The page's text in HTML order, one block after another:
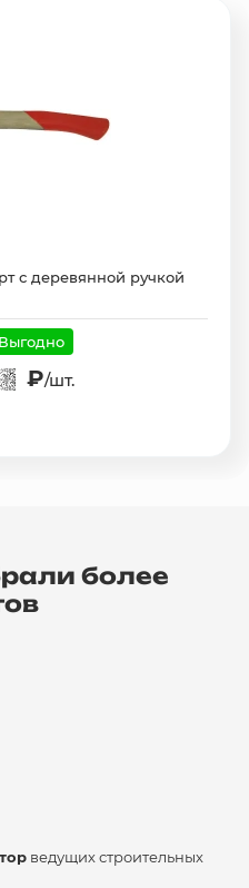
с деревянной ручкой
Выгодно
₽/шт.
более
ведущих строительных